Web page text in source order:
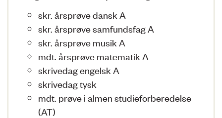
skr. årsprøve dansk A
skr. årsprøve samfundsfag A
skr. årsprøve musik A
mdt. årsprøve matematik A
skrivedag engelsk A
skrivedag tysk
mdt. prøve i almen studieforberedelse
(AT)